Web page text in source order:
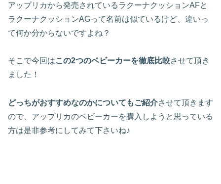
アップリカから発売されているラクーナクッションAFと
ラクーナクッションAGって名前は似ているけど、違いっ
て何か分からないですよね？
そこで今回はこの2つのベビーカーを徹底比較させて頂き
ました！
どっちがおすすめなのかについてもご紹介させて頂きます
ので、アップリカのベビーカーを購入しようと思っている
方は是非参考にしてみて下さいね♪